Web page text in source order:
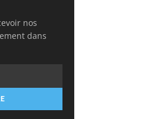
nos
dans